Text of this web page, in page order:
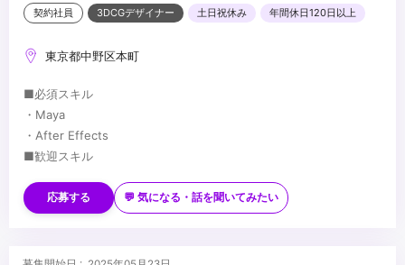
契約社員 3DCGデザイナー 土日祝休み 年間休日120日以上
東京都中野区本町
■必須スキル
・Maya
・After Effects
■歓迎スキル
ある方
・美術・デザイン・画作りに造詣の深い方
・作業の流れを俯瞰で見れる方、プロジェクトリーダー経験者歓迎
応募する 💬 気になる・話を聞いてみたい